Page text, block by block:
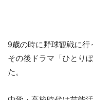
9歳の時に野球観戦に行
その後ドラマ「ひとり
た。